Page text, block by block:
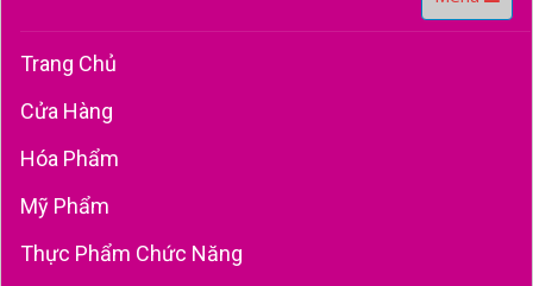
navigation
Trang Chủ
Cửa Hàng
Hóa Phẩm
Mỹ Phẩm
Thực Phẩm Chức Năng